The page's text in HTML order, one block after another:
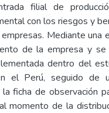
filial de
con los riesgos y
Mediante una
de la empresa y se
dentro del
el Perú, seguido de
la ficha de observación
momento de la